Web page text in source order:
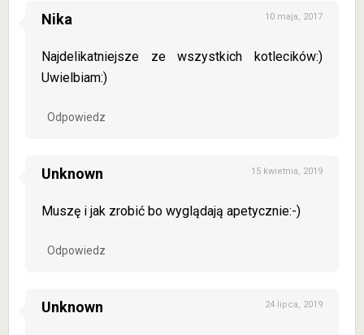
Nika 10 maja, 2017
Najdelikatniejsze ze wszystkich kotlecików:)
Uwielbiam:)
Odpowiedz
Unknown 15 kwietnia, 2019
Muszę i jak zrobić bo wyglądają apetycznie:-)
Odpowiedz
Unknown 24 lipca, 2019